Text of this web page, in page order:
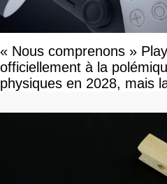
« Nous comprenons »
officiellement à la
physiques en 2028, mais